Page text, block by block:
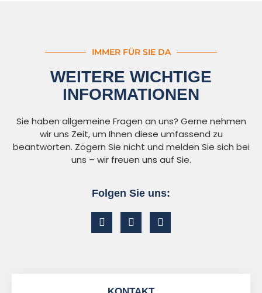
IMMER FÜR SIE DA
WEITERE WICHTIGE
INFORMATIONEN
Sie haben allgemeine Fragen an uns? Gerne nehmen
wir uns Zeit, um Ihnen diese umfassend zu
beantworten. Zögern Sie nicht und melden Sie sich bei
uns – wir freuen uns auf Sie.
Folgen Sie uns: